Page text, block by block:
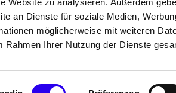
Website zu analysieren. Außerdem
an Dienste für soziale Medien,
möglicherweise mit weiteren
Rahmen Ihrer Nutzung der Dienste